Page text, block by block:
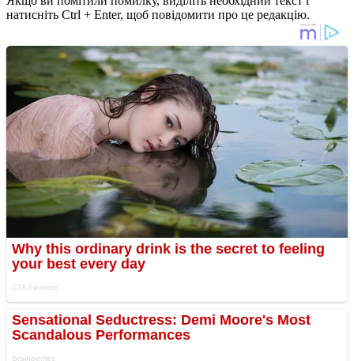
натисніть Ctrl + Enter, щоб повідомити про це редакцію.